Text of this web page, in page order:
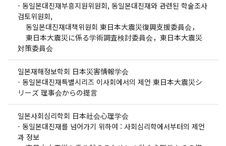
- 동일본대진재부흥지원위원회, 동일본대진재와 관련된 학술조사
검토위원회,
동일본대진재대책위원회 東日本大震災復興支援委員会，
東日本大震災に係る学術調査検討委員会，東日本大震災
対策委員会
일본재해정보학회 日本災害情報学会
- 동일본대진재특별시리즈 이사회에서의 제언 東日本大震災シ
リーズ 理事会からの提言
일본사회심리학회 日本社会心理学会
- 동일본대진재를 넘어가기 위하여 : 사회심리학에서부터의 제언
과 정보